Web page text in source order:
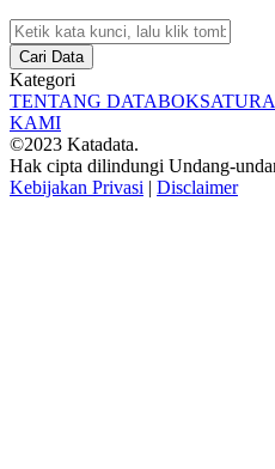
Cari Data
Kategori
TENTANG DATABOKS
KAMI
©2023 Katadata.
Hak cipta dilindungi Undang-
Kebijakan Privasi | Disclaimer